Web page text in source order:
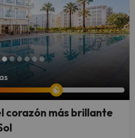
corazón más brillante